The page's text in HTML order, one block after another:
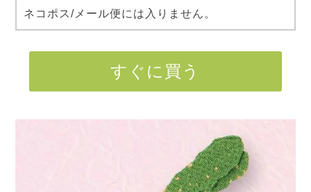
ネコポス/メール便には入りません。
すぐに買う